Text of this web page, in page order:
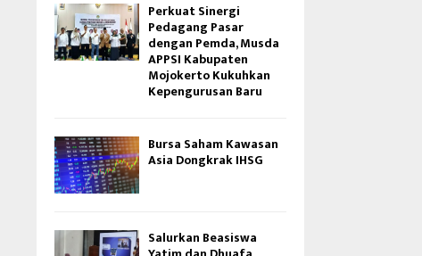
Perkuat Sinergi
Pedagang Pasar
dengan Pemda, Musda
APPSI Kabupaten
Mojokerto Kukuhkan
Kepengurusan Baru
Bursa Saham Kawasan
Asia Dongkrak IHSG
Salurkan Beasiswa